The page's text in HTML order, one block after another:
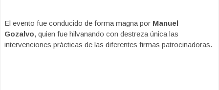
El evento fue conducido de forma magna por Manuel
Gozalvo, quien fue hilvanando con destreza única las
intervenciones prácticas de las diferentes firmas patrocinadoras.